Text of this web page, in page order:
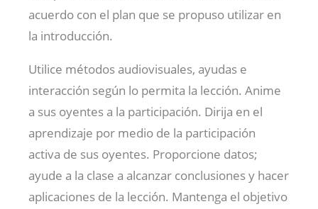
acuerdo con el plan que se propuso utilizar en
la introducción.
Utilice métodos audiovisuales, ayudas e
interacción según lo permita la lección. Anime
a sus oyentes a la participación. Dirija en el
aprendizaje por medio de la participación
activa de sus oyentes. Proporcione datos;
ayude a la clase a alcanzar conclusiones y hacer
aplicaciones de la lección. Mantenga el objetivo